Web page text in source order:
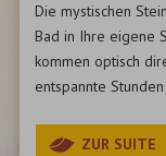
Die mystischen
Bad in Ihre eigene
kommen optisch
entspannte
ZUR SUITE